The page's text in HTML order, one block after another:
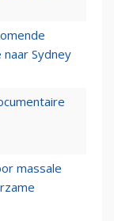
Sydney
massale